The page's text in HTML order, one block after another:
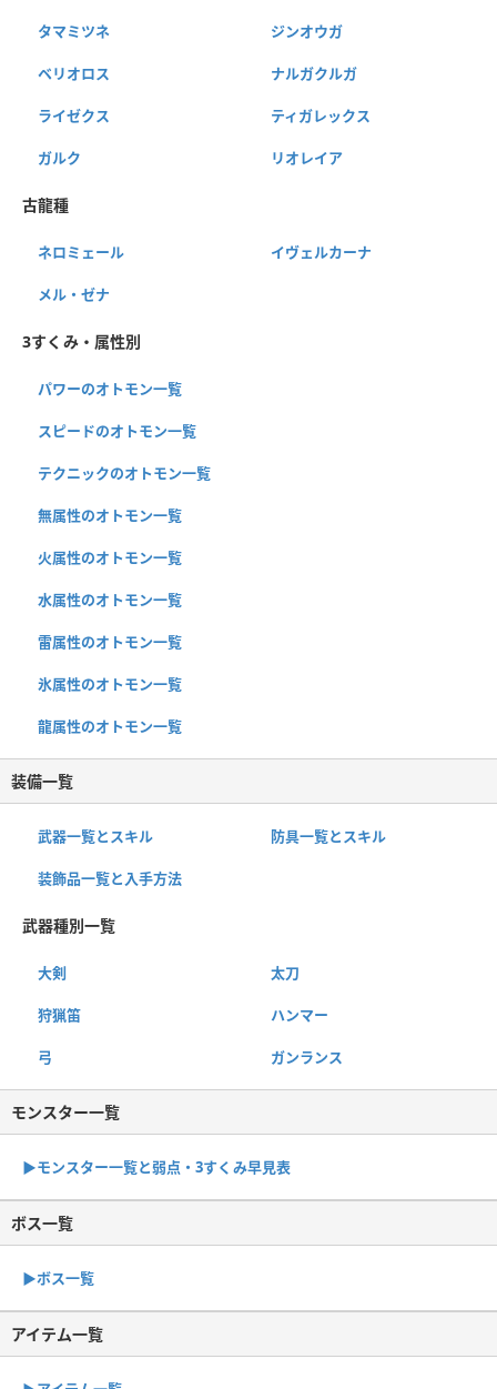
タマミツネ ジンオウガ
ベリオロス ナルガクルガ
ライゼクス ティガレックス
ガルク リオレイア
古龍種
ネロミェール イヴェルカーナ
メル・ゼナ
3すくみ・属性別
パワーのオトモン一覧
スピードのオトモン一覧
テクニックのオトモン一覧
無属性のオトモン一覧
火属性のオトモン一覧
水属性のオトモン一覧
雷属性のオトモン一覧
氷属性のオトモン一覧
龍属性のオトモン一覧
装備一覧
武器一覧とスキル 防具一覧とスキル
装飾品一覧と入手方法
武器種別一覧
大剣 太刀
狩猟笛 ハンマー
弓 ガンランス
モンスター一覧
▶︎モンスター一覧と弱点・3すくみ早見表
ボス一覧
▶︎ボス一覧
アイテム一覧